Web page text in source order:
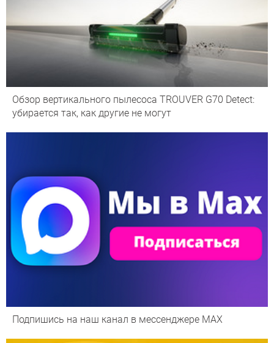
Обзор вертикального пылесоса TROUVER G70 Detect:
убирается так, как другие не могут
Подпишись на наш канал в мессенджере МАХ